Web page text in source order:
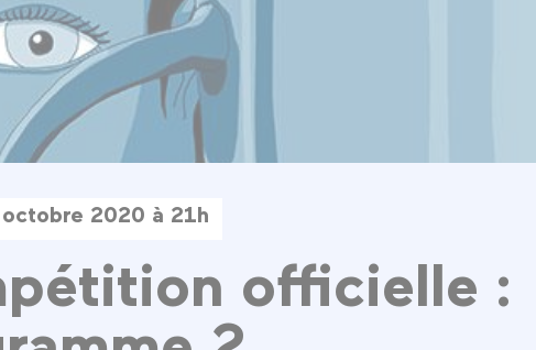
2020 à 21h
officielle :